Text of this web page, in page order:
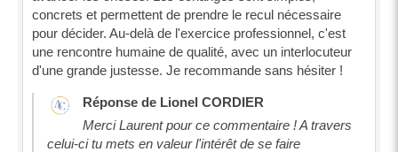
concrets et permettent de prendre le recul nécessaire
pour décider. Au-delà de l'exercice professionnel, c'est
une rencontre humaine de qualité, avec un interlocuteur
d'une grande justesse. Je recommande sans hésiter !
Réponse de Lionel CORDIER
Merci Laurent pour ce commentaire ! A travers
celui-ci tu mets en valeur l'intérêt de se faire